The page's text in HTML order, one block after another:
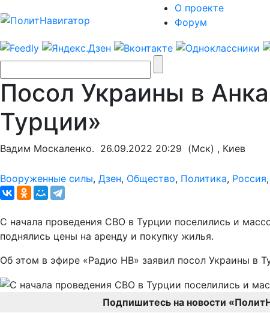
О проекте
Форум
Посол Украины в
Турции»
Вадим Москаленко. 26.09.2022 20:29 (Мск) , Киев
Вооруженные силы, Дзен, Общество, Политика, Россия,
С начала проведения СВО в Турции поселились и
поднялись цены на аренду и покупку жилья.
Об этом в эфире «Радио НВ» заявил посол Украины в
Подпишитесь на новости